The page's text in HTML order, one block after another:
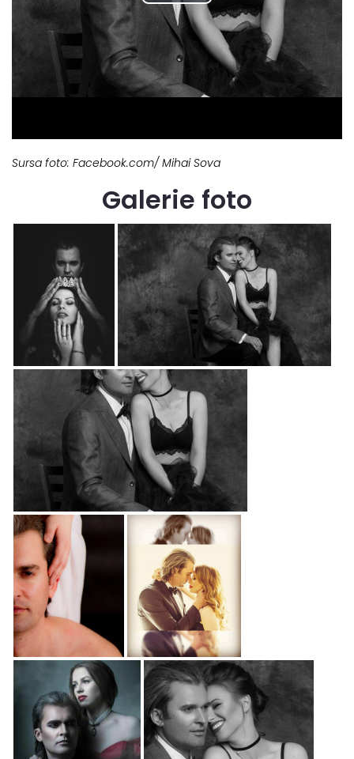
Sursa foto: Facebook.com/ Mihai Sova
Galerie foto